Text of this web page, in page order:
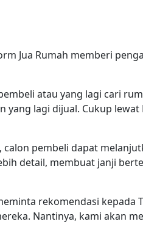
Jua Rumah memberi
atau yang lagi cari
lagi dijual. Cukup lewat
pembeli dapat
detail, membuat janji
rekomendasi kepada
Nantinya, kami akan